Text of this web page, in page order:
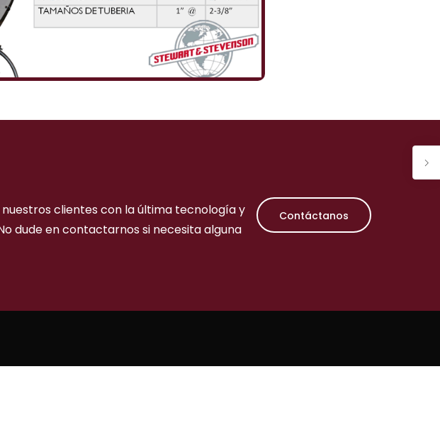
clientes con la última tecnología y
dude en contactarnos si necesita alguna
Contáctanos